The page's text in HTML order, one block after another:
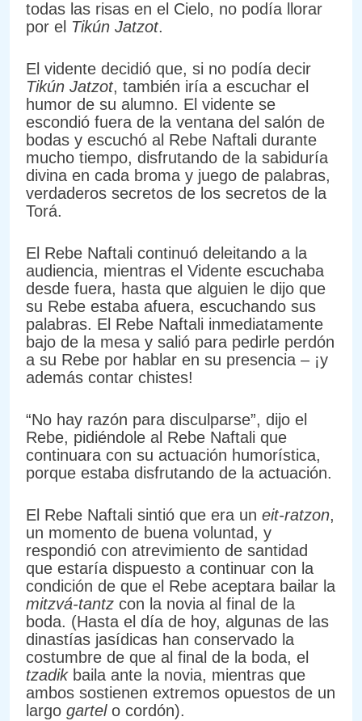
todas las risas en el Cielo, no podía llorar
por el Tikún Jatzot.
El vidente decidió que, si no podía decir
Tikún Jatzot, también iría a escuchar el
humor de su alumno. El vidente se
escondió fuera de la ventana del salón de
bodas y escuchó al Rebe Naftali durante
mucho tiempo, disfrutando de la sabiduría
divina en cada broma y juego de palabras,
verdaderos secretos de los secretos de la
Torá.
El Rebe Naftali continuó deleitando a la
audiencia, mientras el Vidente escuchaba
desde fuera, hasta que alguien le dijo que
su Rebe estaba afuera, escuchando sus
palabras. El Rebe Naftali inmediatamente
bajo de la mesa y salió para pedirle perdón
a su Rebe por hablar en su presencia – ¡y
además contar chistes!
“No hay razón para disculparse”, dijo el
Rebe, pidiéndole al Rebe Naftali que
continuara con su actuación humorística,
porque estaba disfrutando de la actuación.
El Rebe Naftali sintió que era un eit-ratzon,
un momento de buena voluntad, y
respondió con atrevimiento de santidad
que estaría dispuesto a continuar con la
condición de que el Rebe aceptara bailar la
mitzvá-tantz con la novia al final de la
boda. (Hasta el día de hoy, algunas de las
dinastías jasídicas han conservado la
costumbre de que al final de la boda, el
tzadikbaila ante la novia, mientras que
ambos sostienen extremos opuestos de un
largo gartelo cordón).